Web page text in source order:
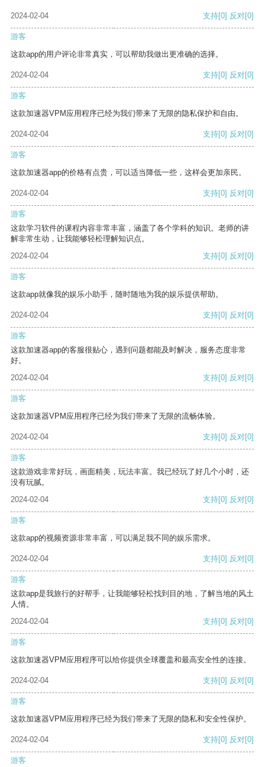
2024-02-04 支持[0] 反对[0]
游客
这款app的用户评论非常真实，可以帮助我做出更准确的选择。
2024-02-04 支持[0] 反对[0]
游客
这款加速器VPM应用程序已经为我们带来了无限的隐私保护和自由。
2024-02-04 支持[0] 反对[0]
游客
这款加速器app的价格有点贵，可以适当降低一些，这样会更加亲民。
2024-02-04 支持[0] 反对[0]
游客
这款学习软件的课程内容非常丰富，涵盖了各个学科的知识。老师的讲
解非常生动，让我能够轻松理解知识点。
2024-02-04
支持[0] 反对[0]
游客
这款app就像我的娱乐小助手，随时随地为我的娱乐提供帮助。
2024-02-04 支持[0] 反对[0]
游客
这款加速器app的客服很贴心，遇到问题都能及时解决，服务态度非常
好。
2024-02-04
支持[0] 反对[0]
游客
这款加速器VPM应用程序已经为我们带来了无限的流畅体验。
2024-02-04 支持[0] 反对[0]
游客
这款游戏非常好玩，画面精美，玩法丰富。我已经玩了好几个小时，还
没有玩腻。
2024-02-04
支持[0] 反对[0]
游客
这款app的视频资源非常丰富，可以满足我不同的娱乐需求。
2024-02-04 支持[0] 反对[0]
游客
这款app是我旅行的好帮手，让我能够轻松找到目的地，了解当地的风土
人情。
2024-02-04
支持[0] 反对[0]
游客
这款加速器VPM应用程序可以给你提供全球覆盖和最高安全性的连接。
2024-02-04 支持[0] 反对[0]
游客
这款加速器VPM应用程序已经为我们带来了无限的隐私和安全性保护。
2024-02-04 支持[0] 反对[0]
游客